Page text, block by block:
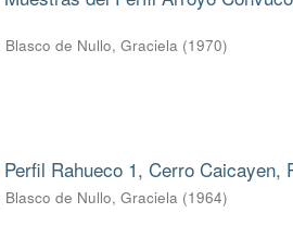
Blasco de Nullo, Graciela (1970)
Rahueco 1, Cerro Caicayen,
Blasco de Nullo, Graciela (1964)